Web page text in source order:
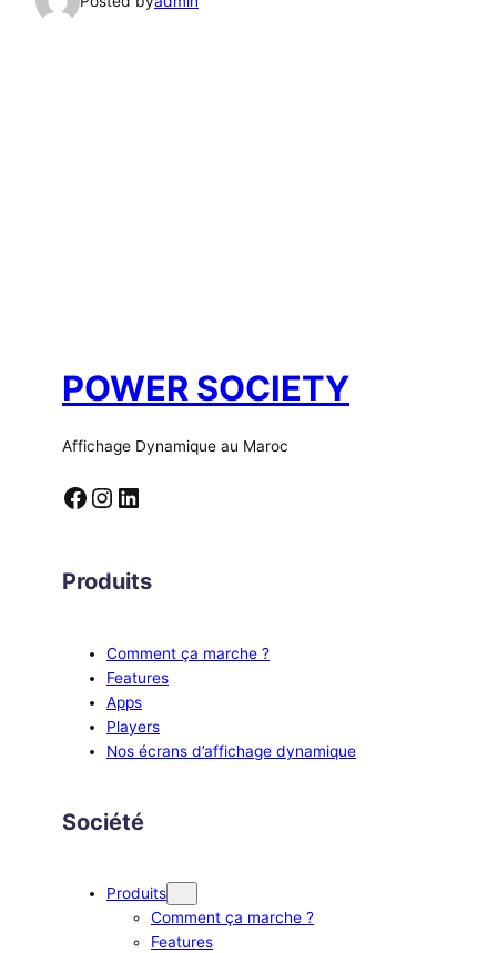
POWER SOCIETY
Affichage Dynamique au Maroc
Facebook Instagram LinkedIn
Produits
Comment ça marche ?
Features
Apps
Players
Nos écrans d’affichage dynamique
Société
Produits
Comment ça marche ?
Features